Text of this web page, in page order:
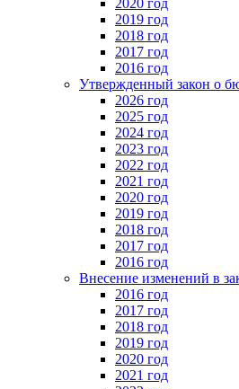
2019 год
2018 год
2017 год
2016 год
Утвержденный закон о
2026 год
2025 год
2024 год
2023 год
2022 год
2021 год
2020 год
2019 год
2018 год
2017 год
2016 год
Внесение изменений в
2016 год
2017 год
2018 год
2019 год
2020 год
2021 год